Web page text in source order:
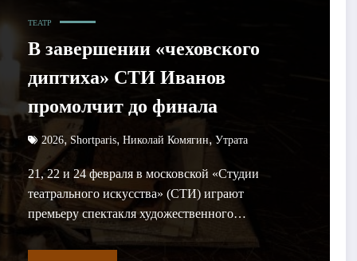
ТЕАТР
В завершении «чеховского
диптиха» СТИ Иванов
промолчит до финала
2026, Shortparis, Николай Комягин, Утрата
21, 22 и 24 февраля в московской «Студии
театрального искусства» (СТИ) играют
премьеру спектакля художественного…